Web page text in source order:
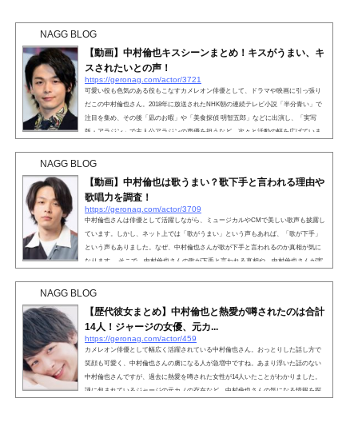
NAGG BLOG
【動画】中村倫也キスシーンまとめ！キスがうまい、キ
スされたいとの声！
https://geronag.com/actor/3721
可愛い役も色気のある役もこなすカメレオン俳優として、ドラマや映画に引っ張り
だこの中村倫也さん。2018年に放送されたNHK朝の連続テレビ小説「半分青い」で
注目を集め、その後「凪のお暇」や「美食探偵 明智五郎」などに出演し、「実写
版・アラジン」で主人公アラジンの声優を担うなど、次々と活動の幅を広げていま
で、中にはキスシーンがある作品もあったんだとか。そして中村倫也さんのキスシ
NAGG BLOG
【動画】中村倫也は歌うまい？歌下手と言われる理由や
歌唱力を調査！
https://geronag.com/actor/3709
中村倫也さんは俳優として活躍しながら、ミュージカルやCMで美しい歌声も披露し
ています。しかし、ネット上では「歌がうまい」という声もあれば、「歌が下手」
という声もありました。なぜ、中村倫也さんが歌が下手と言われるのか真相が気に
なります。 そこで、中村倫也さんの歌が下手と言われる真相や、中村倫也さんが実
中村倫也は歌うまい？中村倫也さんは本業が俳優であるものの、ディズニー映画
NAGG BLOG
【歴代彼女まとめ】中村倫也と熱愛が噂されたのは合計
14人！ジャージの女優、元カ...
https://geronag.com/actor/459
カメレオン俳優として幅広く活躍されている中村倫也さん。おっとりした話し方で
笑顔も可愛く、中村倫也さんの虜になる人が急増中ですね。あまり浮いた話のない
中村倫也さんですが、過去に熱愛を噂された女性が14人いたことがわかりました。
謎に包まれているジャージの元カノの存在など、中村倫也さんの気になる情報を探